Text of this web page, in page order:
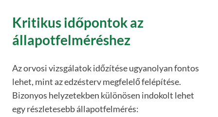
Kritikus időpontok az
állapotfelméréshez
Az orvosi vizsgálatok időzítése ugyanolyan fontos
lehet, mint az edzésterv megfelelő felépítése.
Bizonyos helyzetekben különösen indokolt lehet
egy részletesebb állapotfelmérés: